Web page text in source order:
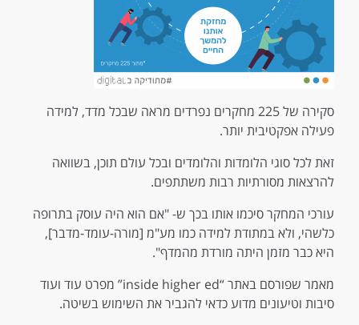
סקירה של 225 מחקרים נפרדים מראה שבכל מדד, למידה
פעילה אפקטיבית יותר.
זאת לכל סוגי הלומדות והלומדים ובכל עולם תוכן, בשוואה
להרצאות מסורתיות רבות משתתפים.
עורכי המחקר סיכמו אותו בכך ש- "אם הוא היה עוסק בתרופה
כלשהי, ולא במתודת למידה כמו מע"מ [מורה-עומד-מדבר],
היא כבר מזמן היתה מורדת מהמדף".
מאמר שפורסם באתר “inside higher ed” מפרט עוד ועוד
סיבות וטיעונים מדוע כדאי להגביר את השימוש בשיטה.